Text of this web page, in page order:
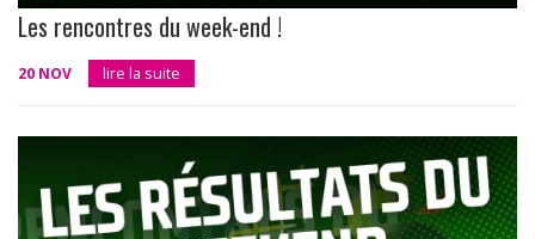
Les rencontres du week-end !
20 NOV lire la suite